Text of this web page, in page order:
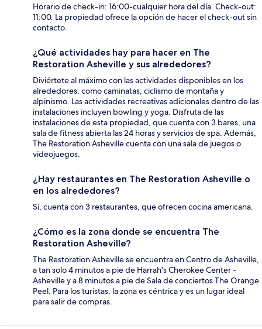
Horario de check-in: 16:00-cualquier hora del día. Check-out:
11:00. La propiedad ofrece la opción de hacer el check-out sin
contacto.
¿Qué actividades hay para hacer en The
Restoration Asheville y sus alrededores?
Diviértete al máximo con las actividades disponibles en los
alrededores, como caminatas, ciclismo de montaña y
alpinismo. Las actividades recreativas adicionales dentro de las
instalaciones incluyen bowling y yoga. Disfruta de las
instalaciones de esta propiedad, que cuenta con 3 bares, una
sala de fitness abierta las 24 horas y servicios de spa. Además,
The Restoration Asheville cuenta con una sala de juegos o
videojuegos.
¿Hay restaurantes en The Restoration Asheville o
en los alrededores?
Sí, cuenta con 3 restaurantes, que ofrecen cocina americana.
¿Cómo es la zona donde se encuentra The
Restoration Asheville?
The Restoration Asheville se encuentra en Centro de Asheville,
a tan solo 4 minutos a pie de Harrah's Cherokee Center -
Asheville y a 8 minutos a pie de Sala de conciertos The Orange
Peel. Para los turistas, la zona es céntrica y es un lugar ideal
para salir de compras.